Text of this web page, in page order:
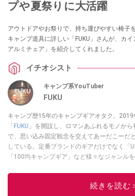
プや夏祭りに大活躍
アウトドアやお祭りで、持ち運びやすい椅子
キャンプ道具に詳しい「FUKU」さんが、カ
アルミチェア」を紹介してくれました。
イチオシスト
キャンプ系YouTuber
FUKU
キャンプ歴15年のキャンプギアオタク。
「FUKU 」を開設し、ロマンあふれるモノか
で、思い込み固定観念を交えてあーだこーだ
している。定番ブランドのギアだけでなく「
「100均キャンプギア」など様々なジャンル
このイチ
続きを読む